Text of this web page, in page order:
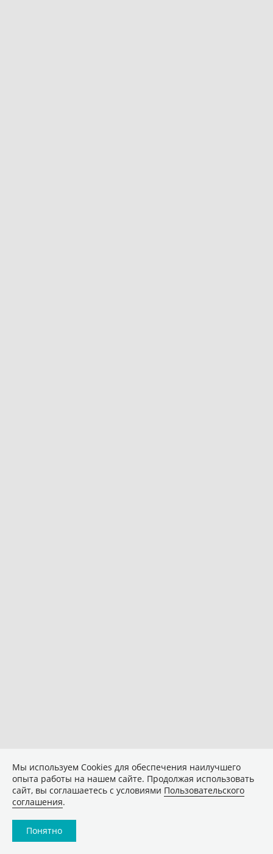
Мы используем Сookies для обеспечения наилучшего
опыта работы на нашем сайте. Продолжая использовать
сайт, вы соглашаетесь с условиями Пользовательского
соглашения.
Понятно